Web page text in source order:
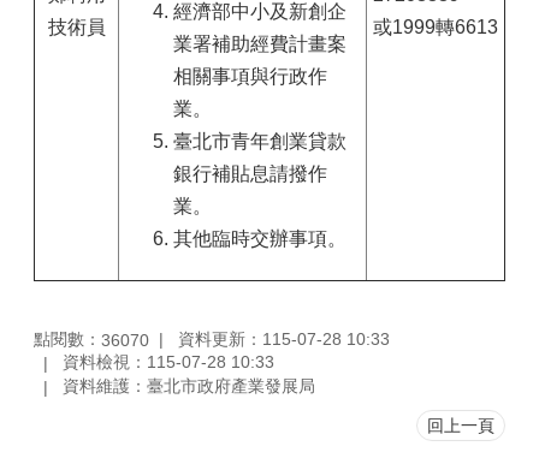
技術員
經濟部中小及新創企
業署補助經費計畫案
相關事項與行政作
業。
臺北市青年創業貸款
銀行補貼息請撥作
業。
其他臨時交辦事項。
或1999轉6613
點閱數： 36070
資料更新：115-07-28 10:33
資料檢視：115-07-28 10:33
資料維護：臺北市政府產業發展局
回上一頁